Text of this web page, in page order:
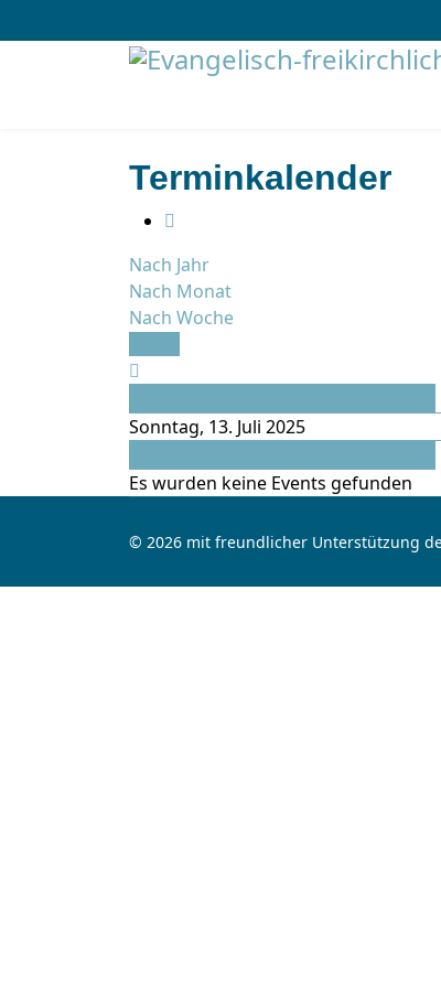
Terminkalender
Nach Jahr
Nach Monat
Nach Woche
Sonntag, 13. Juli 2025
Es wurden keine Events gefunden
© 2026 mit freundlicher Unterstützung